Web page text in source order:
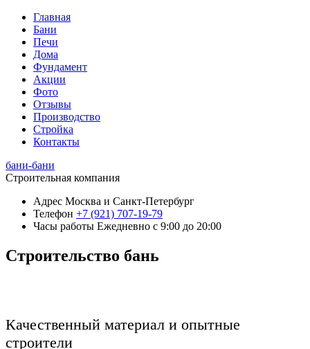
Главная
Бани
Печи
Дома
Фундамент
Акции
Фото
Отзывы
Производство
Стройка
Контакты
бани-бани
Строительная компания
Адрес Москва и Санкт-Петербург
Телефон +7 (921) 707-19-79
Часы работы Ежедневно с 9:00 до 20:00
Строительство бань
Качественный материал и опытные
строители